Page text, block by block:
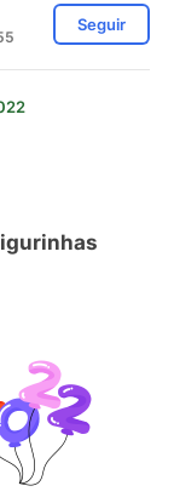
Seguir